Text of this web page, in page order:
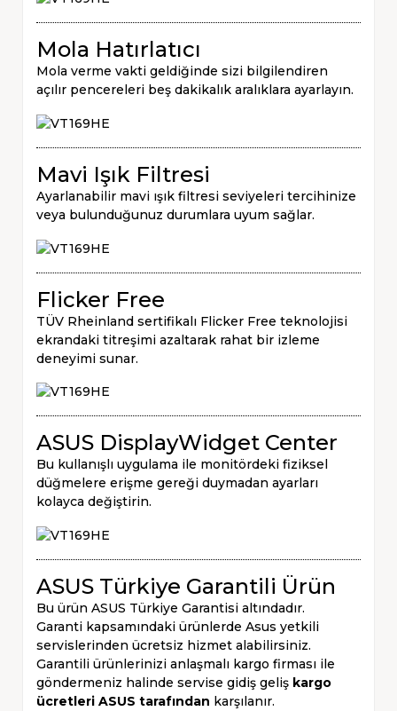
Mola Hatırlatıcı
Mola verme vakti geldiğinde sizi bilgilendiren
açılır pencereleri beş dakikalık aralıklara ayarlayın.
Mavi Işık Filtresi
Ayarlanabilir mavi ışık filtresi seviyeleri tercihinize
veya bulunduğunuz durumlara uyum sağlar.
Flicker Free
TÜV Rheinland sertifikalı Flicker Free teknolojisi
ekrandaki titreşimi azaltarak rahat bir izleme
deneyimi sunar.
ASUS DisplayWidget Center
Bu kullanışlı uygulama ile monitördeki fiziksel
düğmelere erişme gereği duymadan ayarları
kolayca değiştirin.
ASUS Türkiye Garantili Ürün
Bu ürün ASUS Türkiye Garantisi altındadır.
Garanti kapsamındaki ürünlerde Asus yetkili
servislerinden ücretsiz hizmet alabilirsiniz.
Garantili ürünlerinizi anlaşmalı kargo firması ile
göndermeniz halinde servise gidiş geliş kargo
ücretleri ASUS tarafından karşılanır.